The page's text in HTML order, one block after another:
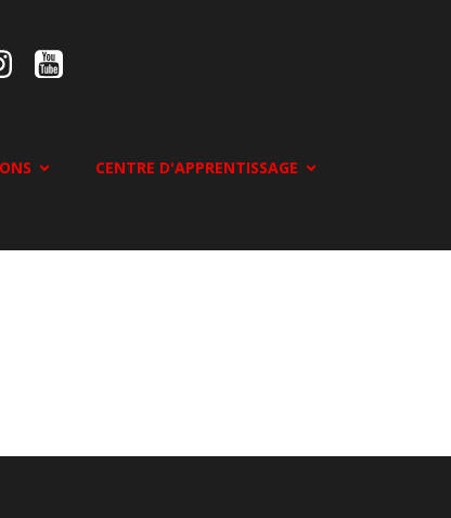
CENTRE D'APPRENTISSAGE